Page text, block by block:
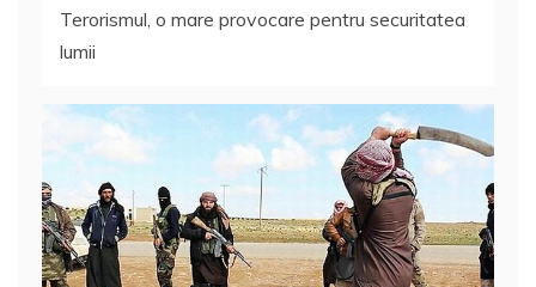
Terorismul, o mare provocare pentru securitatea
lumii